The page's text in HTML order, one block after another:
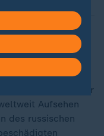
Polen in
Leitungen nahe der
Aufsehen
des russischen